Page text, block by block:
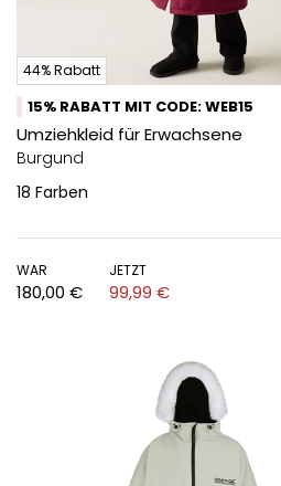
44% Rabatt
15% RABATT MIT CODE: WEB15
Umziehkleid für Erwachsene
Burgund
18 Farben
WAR
180,00 €
JETZT
99,99 €